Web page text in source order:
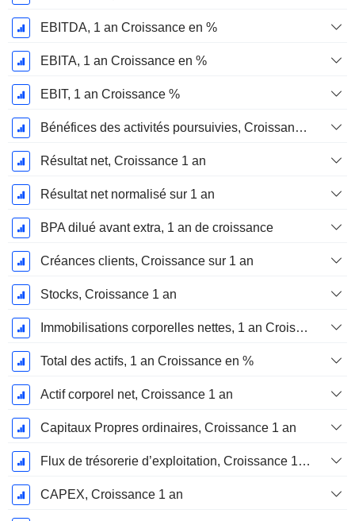
EBITDA, 1 an Croissance en %
EBITA, 1 an Croissance en %
EBIT, 1 an Croissance %
Bénéfices des activités poursuivies, Croissance 1 an
Résultat net, Croissance 1 an
Résultat net normalisé sur 1 an
BPA dilué avant extra, 1 an de croissance
Créances clients, Croissance sur 1 an
Stocks, Croissance 1 an
Immobilisations corporelles nettes, 1 an Croissance
Total des actifs, 1 an Croissance en %
Actif corporel net, Croissance 1 an
Capitaux Propres ordinaires, Croissance 1 an
Flux de trésorerie d’exploitation, Croissance 1 an
CAPEX, Croissance 1 an